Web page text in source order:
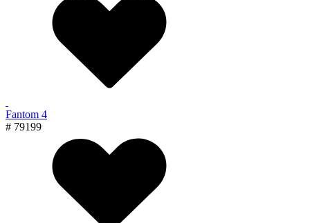
Fantom 4
# 79199